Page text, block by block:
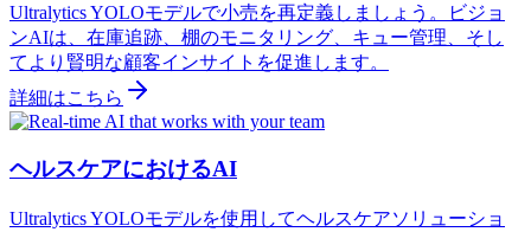
Ultralytics YOLOモデルで小売を再定義しましょう。ビジョ
ンAIは、在庫追跡、棚のモニタリング、キュー管理、そし
てより賢明な顧客インサイトを促進します。
詳細はこちら
ヘルスケアにおけるAI
Ultralytics YOLOモデルを使用してヘルスケアソリューショ